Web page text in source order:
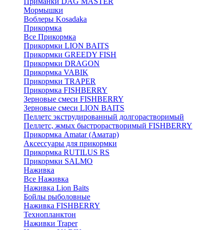
Мормышки
Воблеры Kosadaka
Прикормка
Все Прикормка
Прикормки LION BAITS
Прикормки GREEDY FISH
Прикормки DRAGON
Прикормка VABIK
Прикормки TRAPER
Прикормка FISHBERRY
Зерновые смеси FISHBERRY
Зерновые смеси LION BAITS
Пеллетс экструдированный долгорастворимый
Пеллетс, жмых быстрорастворимый FISHBERRY
Прикормка Amatar (Аматар)
Аксессуары для прикормки
Прикормка RUTILUS RS
Прикормки SALMO
Наживка
Все Наживка
Наживка Lion Baits
Бойлы рыболовные
Наживка FISHBERRY
Технопланктон
Наживки Traper